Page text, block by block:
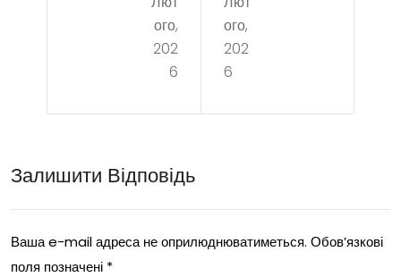
Ca
sio
най
кра
підх
одя
ть
ого,
202
6
и
авт
осе
рвіс
ома
гаю
ого,
202
6
Залишити Відповідь
Ваша e-mail адреса не оприлюднюватиметься. Обов’язкові
поля позначені *